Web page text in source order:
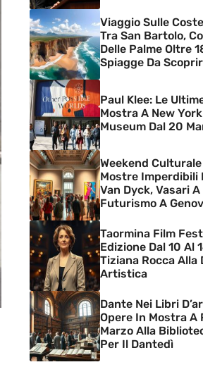
Viaggio Sulle
Tra San Bartolo,
Delle Palme Oltre
Spiagge Da
Paul Klee: Le
Mostra A New
Museum Dal 20
Weekend
Mostre Imperdibili
Van Dyck, Vasari
Futurismo A
Taormina Film
Edizione Dal 10 Al
Tiziana Rocca Alla
Artistica
Dante Nei Libri
Opere In Mostra A
Marzo Alla
Per Il Dantedì